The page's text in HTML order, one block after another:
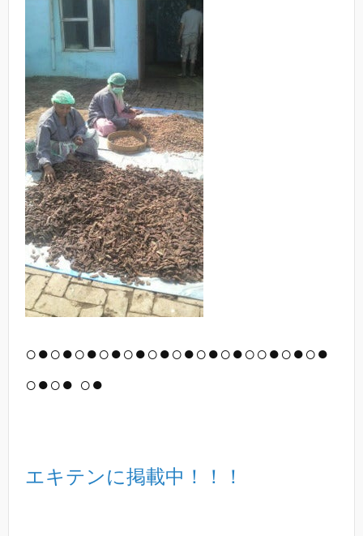
○●○●○●○●○●○●○●○●○●○○●○●○●
○●○● ○●
エキテンに掲載中！！！